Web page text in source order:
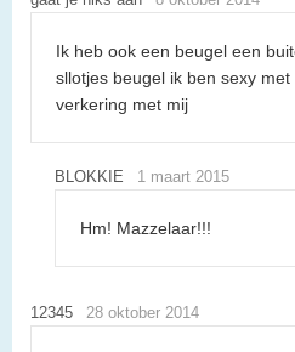
Ik heb ook een beugel een
sllotjes beugel ik ben sexy
verkering met mij
BLOKKIE 1 maart 2015
Hm! Mazzelaar!!!
12345 28 oktober 2014